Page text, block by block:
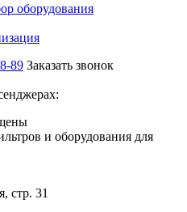
оборудования
89 Заказать звонок
и оборудования для
стр. 31